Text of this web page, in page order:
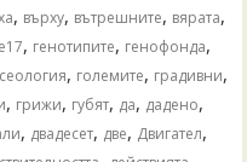
, върху, вътрешните, вярата,
, генотипите, генофонда,
, големите, градивни,
, грижи, губят, да, дадено,
, двадесет, две, Двигател,